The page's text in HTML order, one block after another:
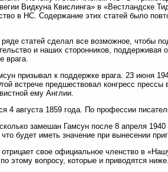
Видкуна Квислинга» в «Вестландске
в НС. Содержание этих статей было
ряде статей сделал все возможное, чтобы
и наших сторонников, поддерживая
врага.
призывал к поддержке врага. 23 июня
встрече предшествовал конгресс
ему Англии.
4 августа 1859 года. По профессии
замешан Гамсун после 8 апреля
будет иметь значение при вынесении
отрицает свое официальное членство в
этому вопросу, которые и приводятся ниже.